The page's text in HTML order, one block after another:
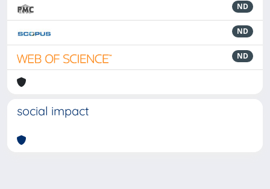
ND
ND
ND
social impact